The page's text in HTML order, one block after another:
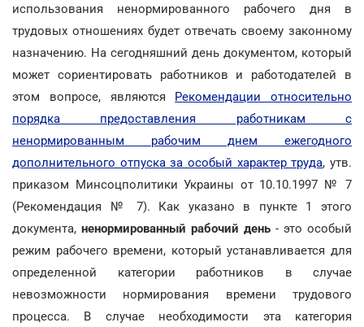
использования ненормированного рабочего дня в
трудовых отношениях будет отвечать своему законному
назначению. На сегодняшний день документом, который
может сориентировать работников и работодателей в
этом вопросе, являются Рекомендации относительно
порядка предоставления работникам с
ненормированным рабочим днем ежегодного
дополнительного отпуска за особый характер труда, утв.
приказом Минсоцполитики Украины от 10.10.1997 № 7
(Рекомендация № 7). Как указано в пункте 1 этого
документа, ненормированный рабочий день - это особый
режим рабочего времени, который устанавливается для
определенной категории работников в случае
невозможности нормирования времени трудового
процесса. В случае необходимости эта категория